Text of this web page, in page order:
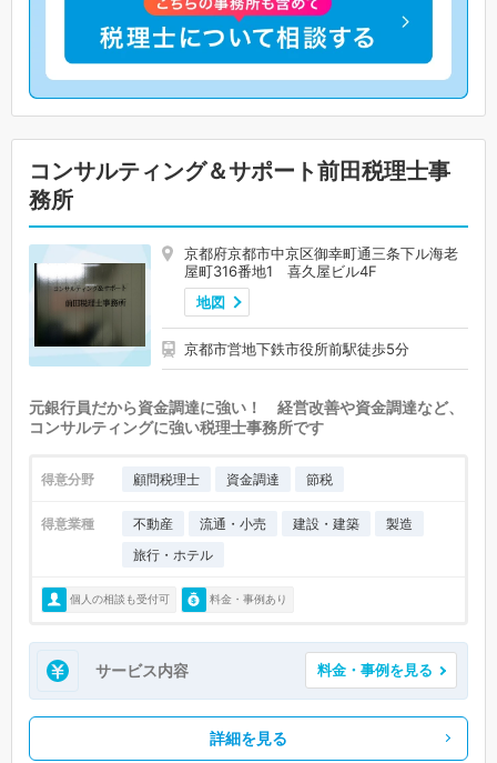
コンサルティング＆サポート前田税理士事
務所
京都府京都市中京区御幸町通三条下ル海老
屋町316番地1 喜久屋ビル4F
地図
京都市営地下鉄市役所前駅徒歩5分
元銀行員だから資金調達に強い！ 経営改善や資金調達など、
コンサルティングに強い税理士事務所です
得意分野 顧問税理士 資金調達 節税
得意業種 不動産 流通・小売 建設・建築
製造
旅行・ホテル
個人の相談も受付可 料金・事例あり
サービス内容 料金・事例を見る
詳細を見る